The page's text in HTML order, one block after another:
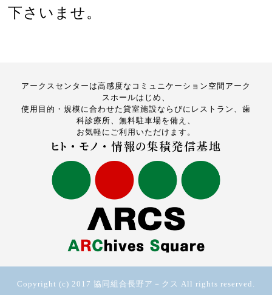
下さいませ。
アークスセンターは高感度なコミュニケーション空間アーク
スホールはじめ、
使用目的・規模に合わせた貸室施設ならびにレストラン、歯
科診療所、無料駐車場を備え、
お気軽にご利用いただけます。
Copyright (c) 2017 協同組合長野ア－クス All rights reserved.